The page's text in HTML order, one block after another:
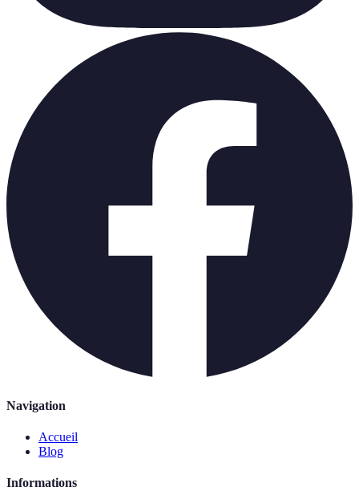
Navigation
Accueil
Blog
Informations